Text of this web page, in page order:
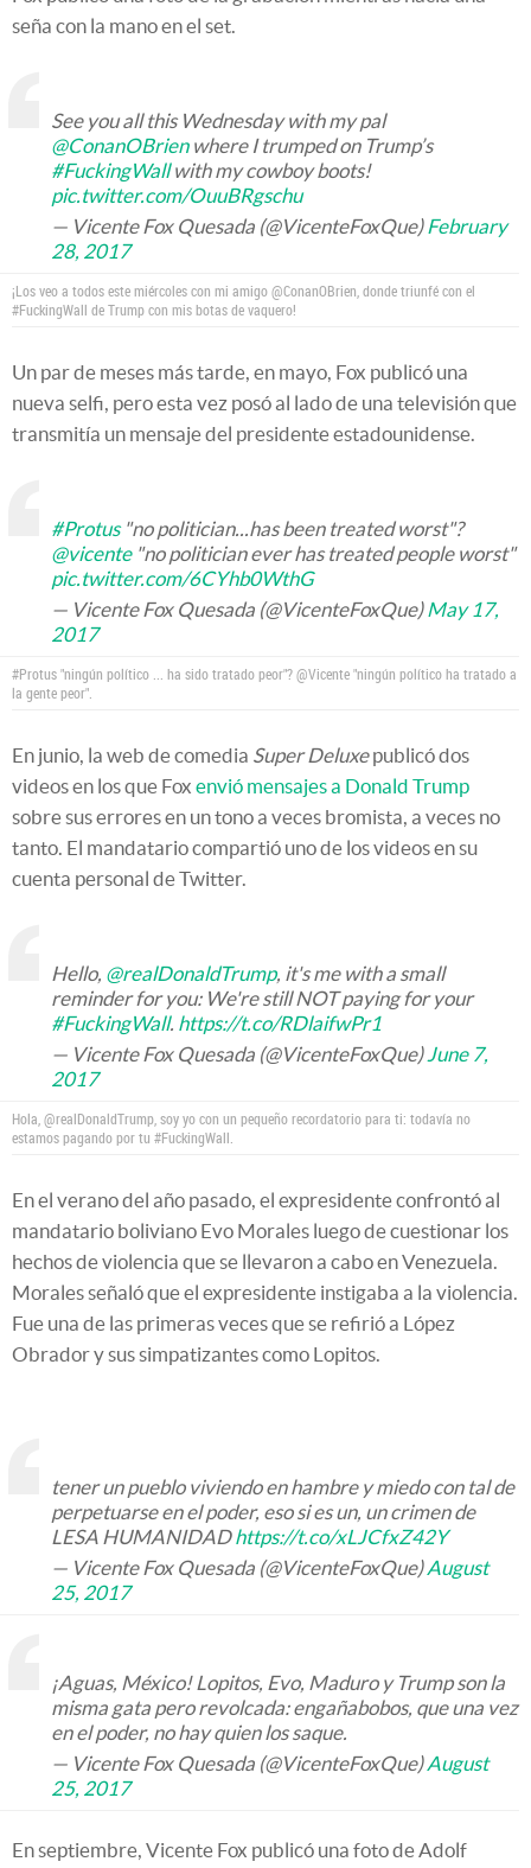
seña con la mano en el set.
See you all this Wednesday with my pal
@ConanOBrienwhere I trumped on Trump’s
#FuckingWallwith my cowboy boots!
pic.twitter.com/OuuBRgschu
— Vicente Fox Quesada (@VicenteFoxQue)February
28, 2017
¡Los veo a todos este miércoles con mi amigo @ConanOBrien, donde triunfé con el
#FuckingWall de Trump con mis botas de vaquero!
Un par de meses más tarde, en mayo, Fox publicó una
nueva selfi, pero esta vez posó al lado de una televisión que
transmitía un mensaje del presidente estadounidense.
#Protus"no politician...has been treated worst"?
@vicente"no politician ever has treated people worst"
pic.twitter.com/6CYhb0WthG
— Vicente Fox Quesada (@VicenteFoxQue)May 17,
2017
#Protus "ningún político ... ha sido tratado peor"? @Vicente "ningún político ha tratado a
la gente peor".
En junio, la web de comedia Super Deluxepublicó dos
videos en los que Fox envió mensajes a Donald Trump
sobre sus errores en un tono a veces bromista, a veces no
tanto. El mandatario compartió uno de los videos en su
cuenta personal de Twitter.
Hello, @realDonaldTrump, it's me with a small
reminder for you: We're still NOT paying for your
#FuckingWall. https://t.co/RDlaifwPr1
— Vicente Fox Quesada (@VicenteFoxQue)June 7,
2017
Hola, @realDonaldTrump, soy yo con un pequeño recordatorio para ti: todavía no
estamos pagando por tu #FuckingWall.
En el verano del año pasado, el expresidente confrontó al
mandatario boliviano Evo Morales luego de cuestionar los
hechos de violencia que se llevaron a cabo en Venezuela.
Morales señaló que el expresidente instigaba a la violencia.
Fue una de las primeras veces que se refirió a López
Obrador y sus simpatizantes como Lopitos.
tener un pueblo viviendo en hambre y miedo con tal de
perpetuarse en el poder, eso si es un, un crimen de
LESA HUMANIDADhttps://t.co/xLJCfxZ42Y
— Vicente Fox Quesada (@VicenteFoxQue)August
25, 2017
¡Aguas, México! Lopitos, Evo, Maduro y Trump son la
misma gata pero revolcada: engañabobos, que una vez
en el poder, no hay quien los saque.
— Vicente Fox Quesada (@VicenteFoxQue)August
25, 2017
En septiembre, Vicente Fox publicó una foto de Adolf